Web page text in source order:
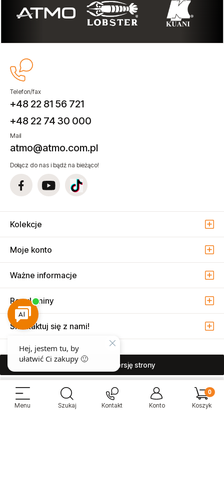
Telefon/fax
+48 22 81 56 721
+48 22 74 30 000
Mail
atmo@atmo.com.pl
Dołącz do nas i bądź na bieżąco!
Kolekcje
Moje konto
Ważne informacje
Regulaminy
Skontaktuj się z nami!
pokaż pełną wersję strony
Sprzedaż i serwis narzędzi pneumatycznych w Warszawie ul. Związkowa
15, 04-522 Warszawa ( Marysin Wawerski )